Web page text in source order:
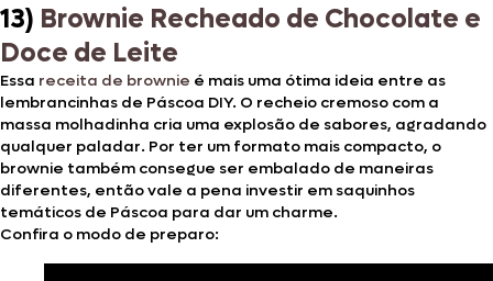
13) Brownie Recheado de Chocolate e
Doce de Leite
Essa receita de brownie é mais uma ótima ideia entre as
lembrancinhas de Páscoa DIY. O recheio cremoso com a
massa molhadinha cria uma explosão de sabores, agradando
qualquer paladar. Por ter um formato mais compacto, o
brownie também consegue ser embalado de maneiras
diferentes, então vale a pena investir em saquinhos
temáticos de Páscoa para dar um charme.
Confira o modo de preparo: